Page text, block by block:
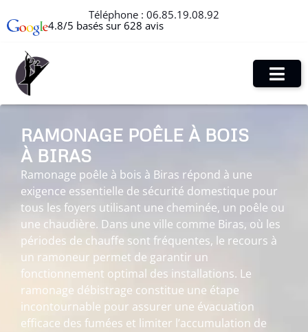
Téléphone : 06.85.19.08.92
4.8/5 basés sur 628 avis
RAMONAGE POÊLE À BOIS
À BIRAS
Ramonage poêle à bois à Biras répond à une
exigence essentielle de sécurité domestique pour
tous les foyers utilisant une cheminée, un poêle ou
une chaudière. Dans une ville comme Biras, où les
périodes de chauffe sont fréquentes, le recours à
un ramoneur permet de garantir un
fonctionnement optimal des installations. Le
ramonage débistrage constitue une étape
incontournable pour assurer une évacuation
efficace des fumées et limiter l’accumulation de